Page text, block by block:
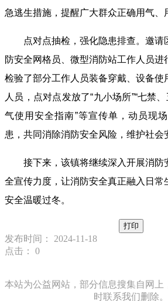
急逃生措施，提醒广大群众正确用气、
点对点抽检，强化隐患排查。邀请
防安全网格员、微型消防站工作人员进
检验了部分工作人员装备穿戴、设备使
人员，点对点发放了“九小场所”“七禁
气使用安全指南”等宣传单，动员现
患，共同消除消防安全风险，维护社会
接下来，该镇将继续深入开展消防
全宣传力度，让消防安全真正融入日常
安全温暖过冬。
打印
发布时间： 2024-11-18
点击： 0
本站为公益网站，部分信息搜集自网上
时联系我们删除。